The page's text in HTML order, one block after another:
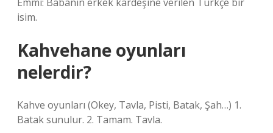
isim.
Kahvehane oyunları
nelerdir?
Kahve oyunları (Okey, Tavla, Pisti, Batak, Şah…) 1.
Batak sunulur. 2. Tamam. Tavla.